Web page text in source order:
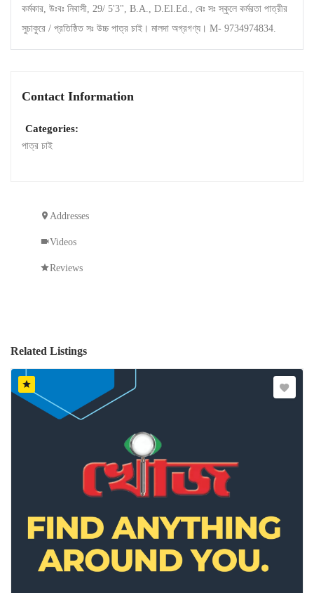
কর্মকার, উঃবঃ নিবাসী, 29/ 5'3", B.A., D.El.Ed., বেঃ সঃ স্কুলে কর্মরতা পাত্রীর
সুচাকুরে / প্রতিষ্ঠিত সঃ উচ্চ পাত্র চাই। মালদা অগ্রগণ্য। M- 9734974834.
Contact Information
Categories:
পাত্র চাই
Addresses
Videos
Reviews
Related Listings